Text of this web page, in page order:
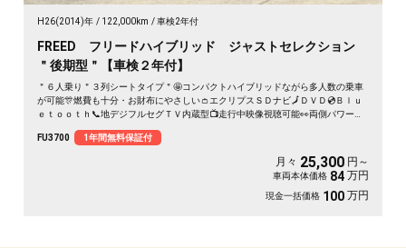
H26(2014)年 122,000km 車検2年付
FREED フリードハイブリッド ジャストセレクション
＂後期型＂【車検２年付】
＂６人乗り＂３列シートタイプ＂🤩コンパクトハイブリッドながら多人数の乗車
が可能🎊燃費も十分・お財布にやさしい👛エクリプスＳＤナビ🗾ＤＶＤ💿Ｂｌｕ
ｅｔｏｏｔｈ📞地デジフルセグＴＶ内蔵型📺走行中映像視聴可能👀両側パワース
クルーズコントロール機能付・高速道路も運転楽々👏ＨＩＤヘッドライト＆ＬＥ
FU3700 1年間無料保証付
月々 25,300 円～
車両本体価格 84 万円
現金一括価格 100 万円